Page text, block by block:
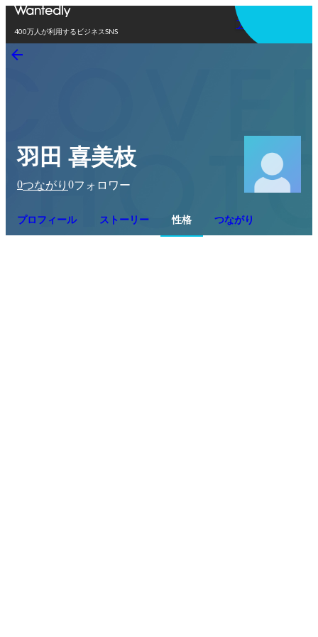
400万人が利用するビジネスSNS
アプリを使う
羽田 喜美枝
0つながり 0フォロワー
プロフィール ストーリー 性格 つながり